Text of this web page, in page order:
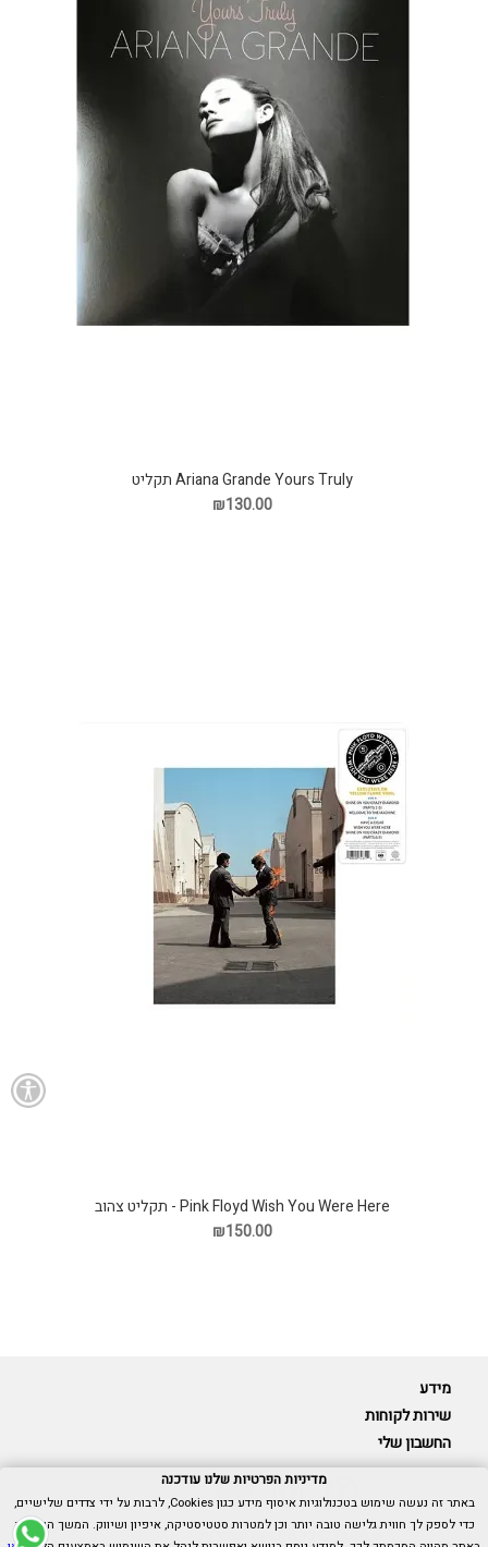
Ariana Grande Yours Truly תקליט
₪130.00
Pink Floyd Wish You Were Here - תקליט צהוב
₪150.00
מידע
שירות לקוחות
החשבון שלי
Cubica © כל הזכויות שמורות.
מדיניות הפרטיות שלנו עודכנה
באתר זה נעשה שימוש בטכנולוגיות איסוף מידע כגון Cookies, לרבות על ידי צדדים שלישיים,
כדי לספק לך חווית גלישה טובה יותר וכן למטרות סטטיסטיקה, איפיון ושיווק. המשך הגלישה